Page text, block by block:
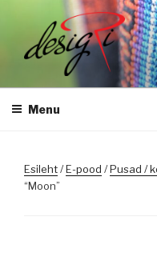
content
DESIGRI
Masintikkimine,
Menu
Esileht/E-pood /Pusad /
“Moon”